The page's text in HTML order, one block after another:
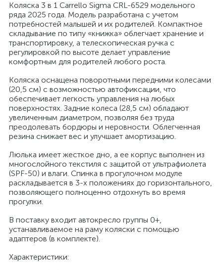
Коляска 3 в 1 Carrello Sigma CRL-6529 модельного
ряда 2025 года. Модель разработана с учетом
потребностей малышей и их родителей. Компактное
складывание по типу «книжка» облегчает хранение и
транспортировку, а телескопическая ручка с
регулировкой по высоте делает управление
комфортным для родителей любого роста.
Коляска оснащена поворотными передними колесами
(20,5 см) с возможностью автофиксации, что
обеспечивает легкость управления на любых
поверхностях. Задние колеса (28,5 см) обладают
увеличенным диаметром, позволяя без труда
преодолевать бордюры и неровности. Облегченная
резина снижает вес и улучшает амортизацию.
Люлька имеет жесткое дно, а ее корпус выполнен из
многослойного текстиля с защитой от ультрафиолета
(SPF-50) и влаги. Спинка в прогулочном модуле
раскладывается в 3-х положениях до горизонтального,
позволяющего полноценно отдохнуть во время
прогулки.
В поставку входит автокресло группы 0+,
устанавливаемое на раму коляски с помощью
адаптеров (в комплекте).
Характеристики: